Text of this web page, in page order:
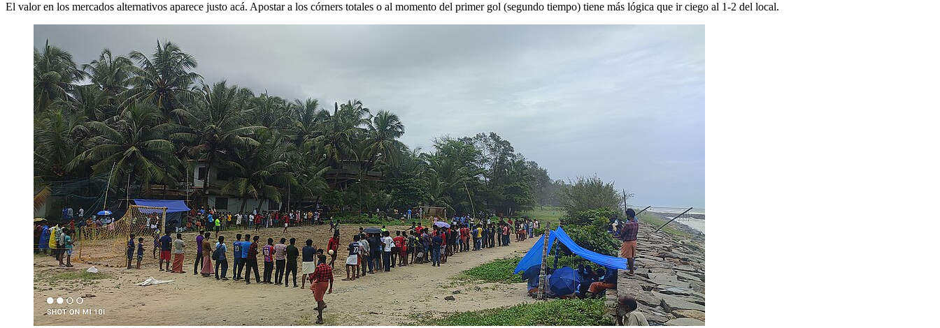
El valor en los mercados alternativos aparece justo acá. Apostar a los córners totales o al momento del primer gol (segundo tiempo) tiene más lógica que ir ciego al 1-2 del local.